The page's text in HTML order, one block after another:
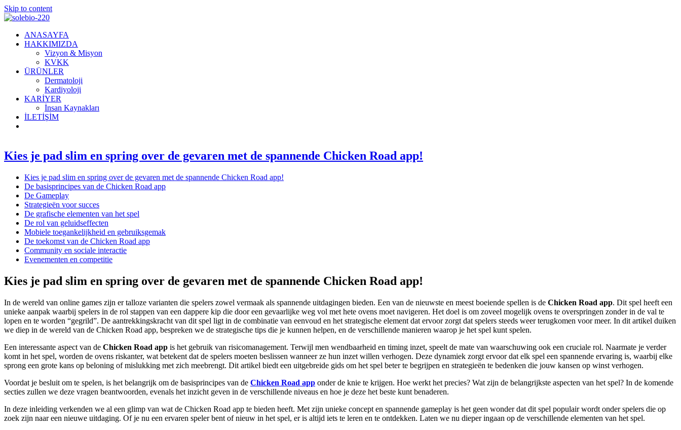
Skip to content
ANASAYFA
HAKKIMIZDA
Vizyon & Misyon
KVKK
ÜRÜNLER
Dermatoloji
Kardiyoloji
KARİYER
İnsan Kaynakları
İLETİŞİM
Kies je pad slim en spring over de gevaren met de spannende Chicken Road app!
Kies je pad slim en spring over de gevaren met de spannende Chicken Road app!
De basisprincipes van de Chicken Road app
De Gameplay
Strategieën voor succes
De grafische elementen van het spel
De rol van geluidseffecten
Mobiele toegankelijkheid en gebruiksgemak
De toekomst van de Chicken Road app
Community en sociale interactie
Evenementen en competitie
Kies je pad slim en spring over de gevaren met de spannende Chicken Road app!
In de wereld van online games zijn er talloze varianten die spelers zowel vermaak als spannende uitdagingen bieden. Een van de nieuwste en meest boeiende spellen is de Chicken Road app. Dit spel heeft een
unieke aanpak waarbij spelers in de rol stappen van een dappere kip die door een gevaarlijke weg vol met hete ovens moet navigeren. Het doel is om zoveel mogelijk ovens te overspringen zonder in de val te
lopen en te worden “gegrild”. De aantrekkingskracht van dit spel ligt in de combinatie van eenvoud en het strategische element dat ervoor zorgt dat spelers steeds weer terugkomen voor meer. In dit artikel duiken
we diep in de wereld van de Chicken Road app, bespreken we de strategische tips die je kunnen helpen, en de verschillende manieren waarop je het spel kunt spelen.
Een interessante aspect van de Chicken Road app is het gebruik van risicomanagement. Terwijl men wendbaarheid en timing inzet, speelt de mate van waarschuwing ook een cruciale rol. Naarmate je verder
komt in het spel, worden de ovens riskanter, wat betekent dat de spelers moeten beslissen wanneer ze hun inzet willen verhogen. Deze dynamiek zorgt ervoor dat elk spel een spannende ervaring is, waarbij elke
sprong een grote kans op beloning of mislukking met zich meebrengt. Dit artikel biedt een uitgebreide gids om het spel beter te begrijpen en strategieën te bedenken die jouw kansen op winst verhogen.
Voordat je besluit om te spelen, is het belangrijk om de basisprincipes van de Chicken Road app onder de knie te krijgen. Hoe werkt het precies? Wat zijn de belangrijkste aspecten van het spel? In de komende
secties zullen we deze vragen beantwoorden, evenals het inzicht geven in de verschillende niveaus en hoe je deze het beste kunt benaderen.
In deze inleiding verkenden we al een glimp van wat de Chicken Road app te bieden heeft. Met zijn unieke concept en spannende gameplay is het geen wonder dat dit spel populair wordt onder spelers die op
zoek zijn naar een nieuwe uitdaging. Of je nu een ervaren speler bent of nieuw in het spel, er is altijd iets te leren en te ontdekken. Laten we nu dieper ingaan op de verschillende elementen van het spel.